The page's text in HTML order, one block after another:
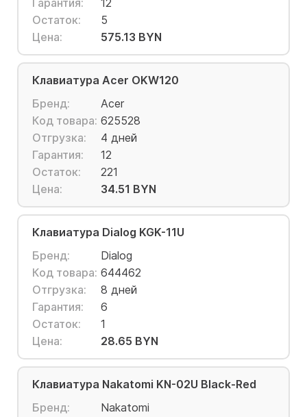
Гарантия:
12
Остаток:
5
Цена:
575.13 BYN
Клавиатура Acer OKW120
Бренд:
Acer
Код товара: 625528
Отгрузка:
4 дней
Гарантия:
12
Остаток:
221
Цена:
34.51 BYN
Клавиатура Dialog KGK-11U
Бренд:
Dialog
Код товара: 644462
Отгрузка:
8 дней
Гарантия:
6
Остаток:
1
Цена:
28.65 BYN
Клавиатура Nakatomi KN-02U Black-Red
Бренд:
Nakatomi